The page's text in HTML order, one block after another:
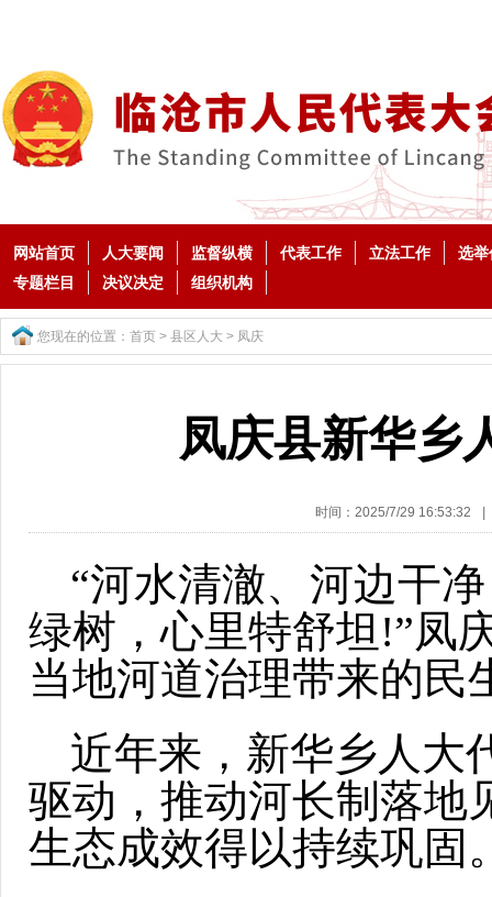
网站首页 人大要闻 监督纵横 代表工作 立法工作
选举
专题栏目
决议决定 组织机构
您现在的位置： 首页 > 县区人大 > 凤庆
凤庆县新华乡
时间：2025/7/29 16:53:32
“河水清澈、河边干
绿树，心里特舒坦!”凤
当地河道治理带来的民
近年来，新华乡人大
驱动，推动河长制落地
生态成效得以持续巩固